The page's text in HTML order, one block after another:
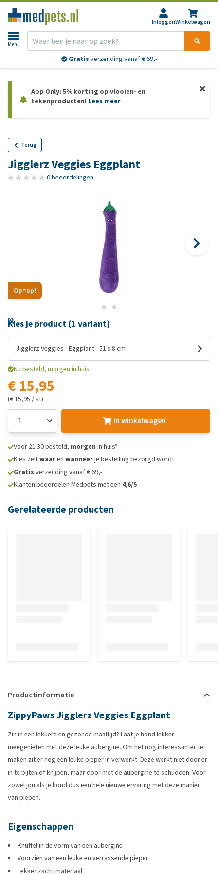
InloggenWinkelwagen
Menu
Gratis verzending vanaf € 69,-
App Only: 5% korting op vlooien- en
tekenproducten! Lees meer
Terug
Jigglerz Veggies Eggplant
0 beoordelingen
Op=op!
Kies je product (1 variant)
Jigglerz Veggies - Eggplant - 51 x 8 cm
Nu besteld, morgen in huis
€ 15,95
(€ 15,95 / st)
In winkelwagen
Voor 21:30 besteld, morgen in huis*
Kies zelfwaaren wanneerje bestelling bezorgd wordt
Gratis verzending vanaf € 69,-
Klanten beoordelen Medpets met een 4,6/5
Gerelateerde producten
Productinformatie
ZippyPaws Jigglerz Veggies Eggplant
Zin in een lekkere en gezonde maaltijd? Laat je hond lekker
meegenieten met deze leuke aubergine. Om het nog interessanter te
maken zit er nog een leuke pieper in verwerkt. Deze werkt niet door er
in te bijten of knijpen, maar door met de aubergine te schudden. Voor
zowel jou als je hond dus een hele nieuwe ervaring met deze manier
van piepen.
Eigenschappen
Knuffel in de vorm van een aubergine
Voorzien van een leuke en verrassende pieper
Lekker zacht materiaal